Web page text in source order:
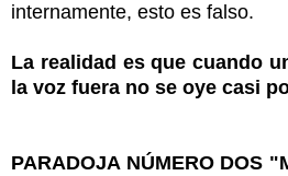
internamente, esto es falso.
La realidad es que cuando
la voz fuera no se oye casi
PARADOJA NÚMERO DOS